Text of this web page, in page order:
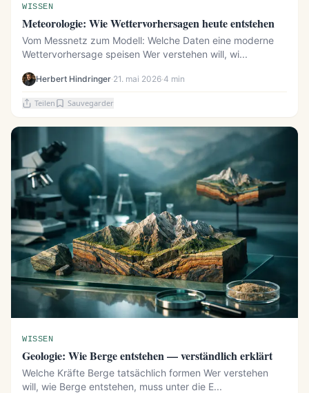
WISSEN
Meteorologie: Wie Wettervorhersagen heute entstehen
Vom Messnetz zum Modell: Welche Daten eine moderne
Wettervorhersage speisen Wer verstehen will, wi...
Herbert Hindringer·21. mai 2026·4 min
Teilen Sauvegarder
WISSEN
Geologie: Wie Berge entstehen — verständlich erklärt
Welche Kräfte Berge tatsächlich formen Wer verstehen
will, wie Berge entstehen, muss unter die E...